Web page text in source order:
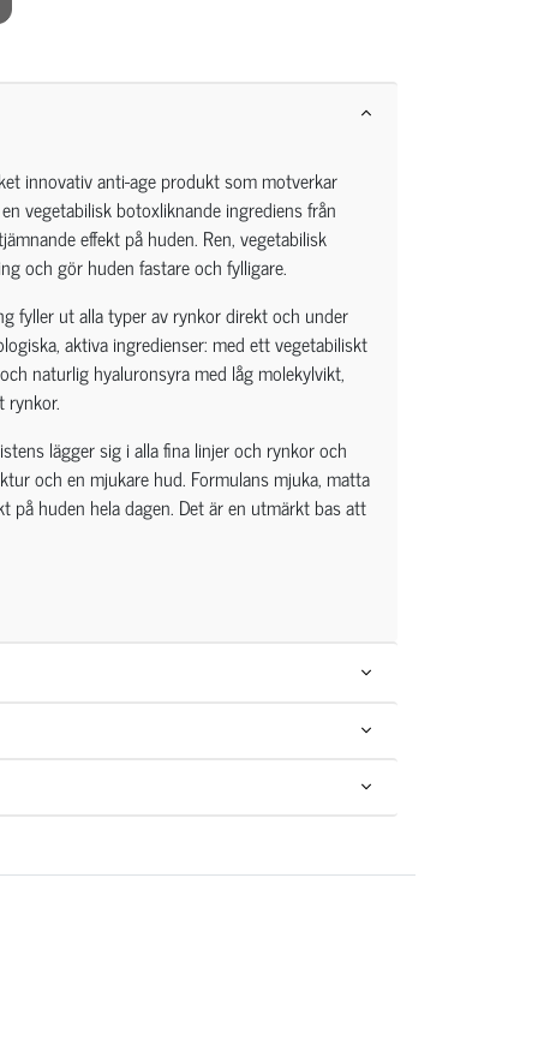
innovativ anti-age produkt som motverkar
vegetabilisk botoxliknande ingrediens från
effekt på huden. Ren, vegetabilisk
och gör huden fastare och fylligare.
fyller ut alla typer av rynkor direkt och under
aktiva ingredienser: med ett vegetabiliskt
naturlig hyaluronsyra med låg molekylvikt,
rynkor.
lägger sig i alla fina linjer och rynkor och
och en mjukare hud. Formulans mjuka, matta
på huden hela dagen. Det är en utmärkt bas att